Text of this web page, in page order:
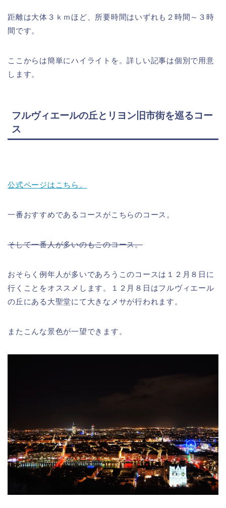
距離は大体３ｋｍほど、所要時間はいずれも２時間～３時
間です。
ここからは簡単にハイライトを。詳しい記事は個別で用意
します。
フルヴィエールの丘とリヨン旧市街を巡るコー
ス
公式ページはこちら。
一番おすすめであるコースがこちらのコース。
そして一番人が多いのもこのコース。
おそらく例年人が多いであろうこのコースは１２月８日に
行くことをオススメします。１２月８日はフルヴィエール
の丘にある大聖堂にて大きなメサが行われます。
またこんな景色が一望できます。